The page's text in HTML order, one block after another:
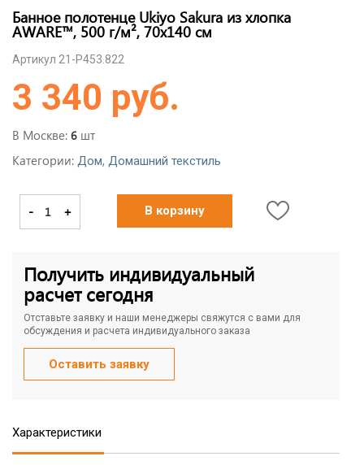
Банное полотенце Ukiyo Sakura из хлопка
AWARE™, 500 г/м², 70x140 см
Артикул 21-P453.822
3 340 руб.
В Москве: 6 шт
Категории: Дом, Домашний текстиль
- + В корзину
Получить индивидуальный
расчет сегодня
Отставьте заявку и наши менеджеры свяжутся с вами для
обсуждения и расчета индивидуального заказа
Оставить заявку
Характеристики